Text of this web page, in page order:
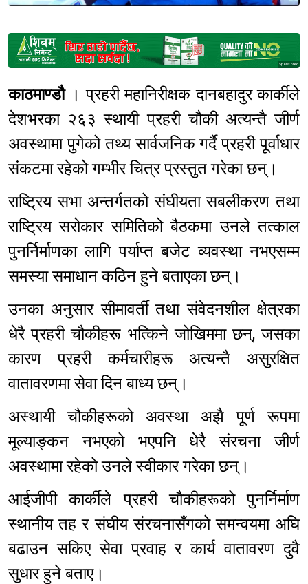
Sponsored
काठमाण्डौ । प्रहरी महानिरीक्षक दानबहादुर कार्कीले
देशभरका २६३ स्थायी प्रहरी चौकी अत्यन्तै जीर्ण
अवस्थामा पुगेको तथ्य सार्वजनिक गर्दै प्रहरी पूर्वाधार
संकटमा रहेको गम्भीर चित्र प्रस्तुत गरेका छन्।
राष्ट्रिय सभा अन्तर्गतको संघीयता सबलीकरण तथा
राष्ट्रिय सरोकार समितिको बैठकमा उनले तत्काल
पुनर्निर्माणका लागि पर्याप्त बजेट व्यवस्था नभएसम्म
समस्या समाधान कठिन हुने बताएका छन्।
उनका अनुसार सीमावर्ती तथा संवेदनशील क्षेत्रका
धेरै प्रहरी चौकीहरू भत्किने जोखिममा छन्, जसका
कारण प्रहरी कर्मचारीहरू अत्यन्तै असुरक्षित
वातावरणमा सेवा दिन बाध्य छन्।
अस्थायी चौकीहरूको अवस्था अझै पूर्ण रूपमा
मूल्याङ्कन नभएको भएपनि धेरै संरचना जीर्ण
अवस्थामा रहेको उनले स्वीकार गरेका छन्।
आईजीपी कार्कीले प्रहरी चौकीहरूको पुनर्निर्माण
स्थानीय तह र संघीय संरचनासँगको समन्वयमा अघि
बढाउन सकिए सेवा प्रवाह र कार्य वातावरण दुवै
सुधार हुने बताए।